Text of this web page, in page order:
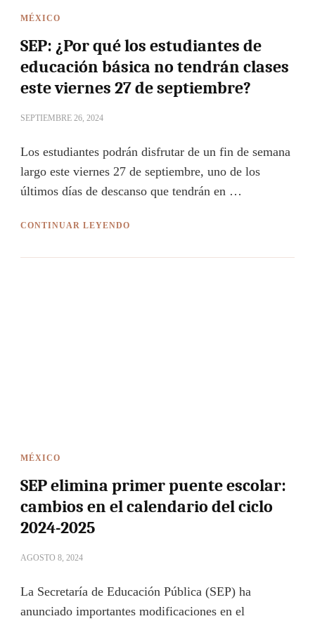
MÉXICO
SEP: ¿Por qué los estudiantes de
educación básica no tendrán clases
este viernes 27 de septiembre?
SEPTIEMBRE 26, 2024
Los estudiantes podrán disfrutar de un fin de semana
largo este viernes 27 de septiembre, uno de los
últimos días de descanso que tendrán en …
CONTINUAR LEYENDO
MÉXICO
SEP elimina primer puente escolar:
cambios en el calendario del ciclo
2024-2025
AGOSTO 8, 2024
La Secretaría de Educación Pública (SEP) ha
anunciado importantes modificaciones en el